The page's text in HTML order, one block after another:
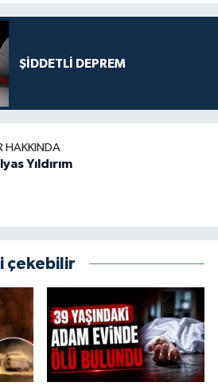
ŞİDDETLİ DEPREM
HAKKINDA
Yıldırım
çekebilir